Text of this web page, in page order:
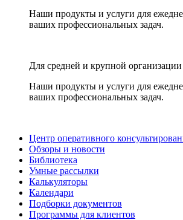
Наши продукты и услуги для
ваших профессиональных задач.
Для средней и крупной организации
Наши продукты и услуги для
ваших профессиональных задач.
Центр оперативного
Обзоры и новости
Библиотека
Умные рассылки
Калькуляторы
Календари
Подборки документов
Программы для клиентов